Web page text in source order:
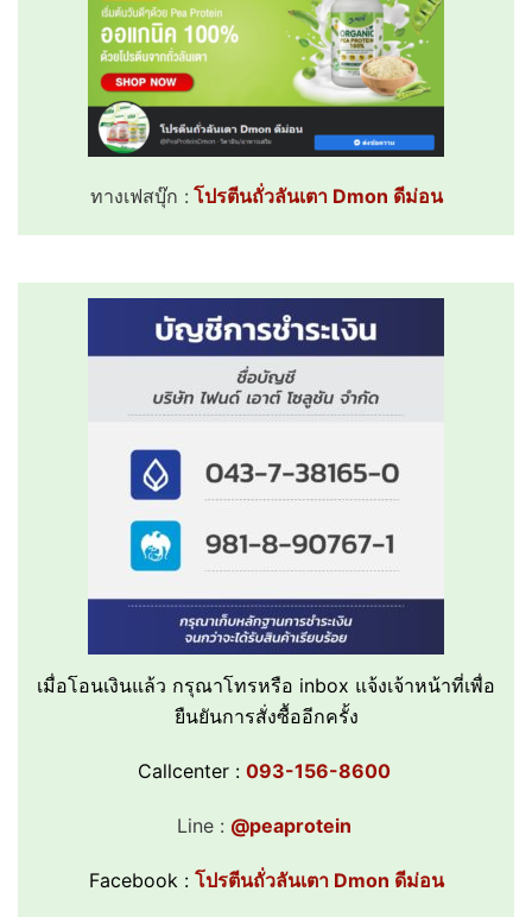
ทางเฟสบุ๊ก : โปรตีนถั่วลันเตา Dmon ดีม่อน
เมื่อโอนเงินแล้ว กรุณาโทรหรือ inbox แจ้งเจ้าหน้าที่เพื่อ
ยืนยันการสั่งซื้ออีกครั้ง
Callcenter : 093-156-8600
Line : @peaprotein
Facebook : โปรตีนถั่วลันเตา Dmon ดีม่อน